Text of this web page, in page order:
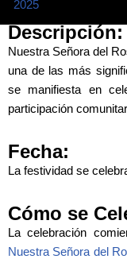
Descripción:
Nuestra Señora del
una de las más
se manifiesta en
participación
Fecha:
La festividad se
Cómo se
La celebración
Nuestra Señora del